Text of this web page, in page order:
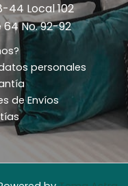
44 Local 102
No. 92-92
personales
de Envíos